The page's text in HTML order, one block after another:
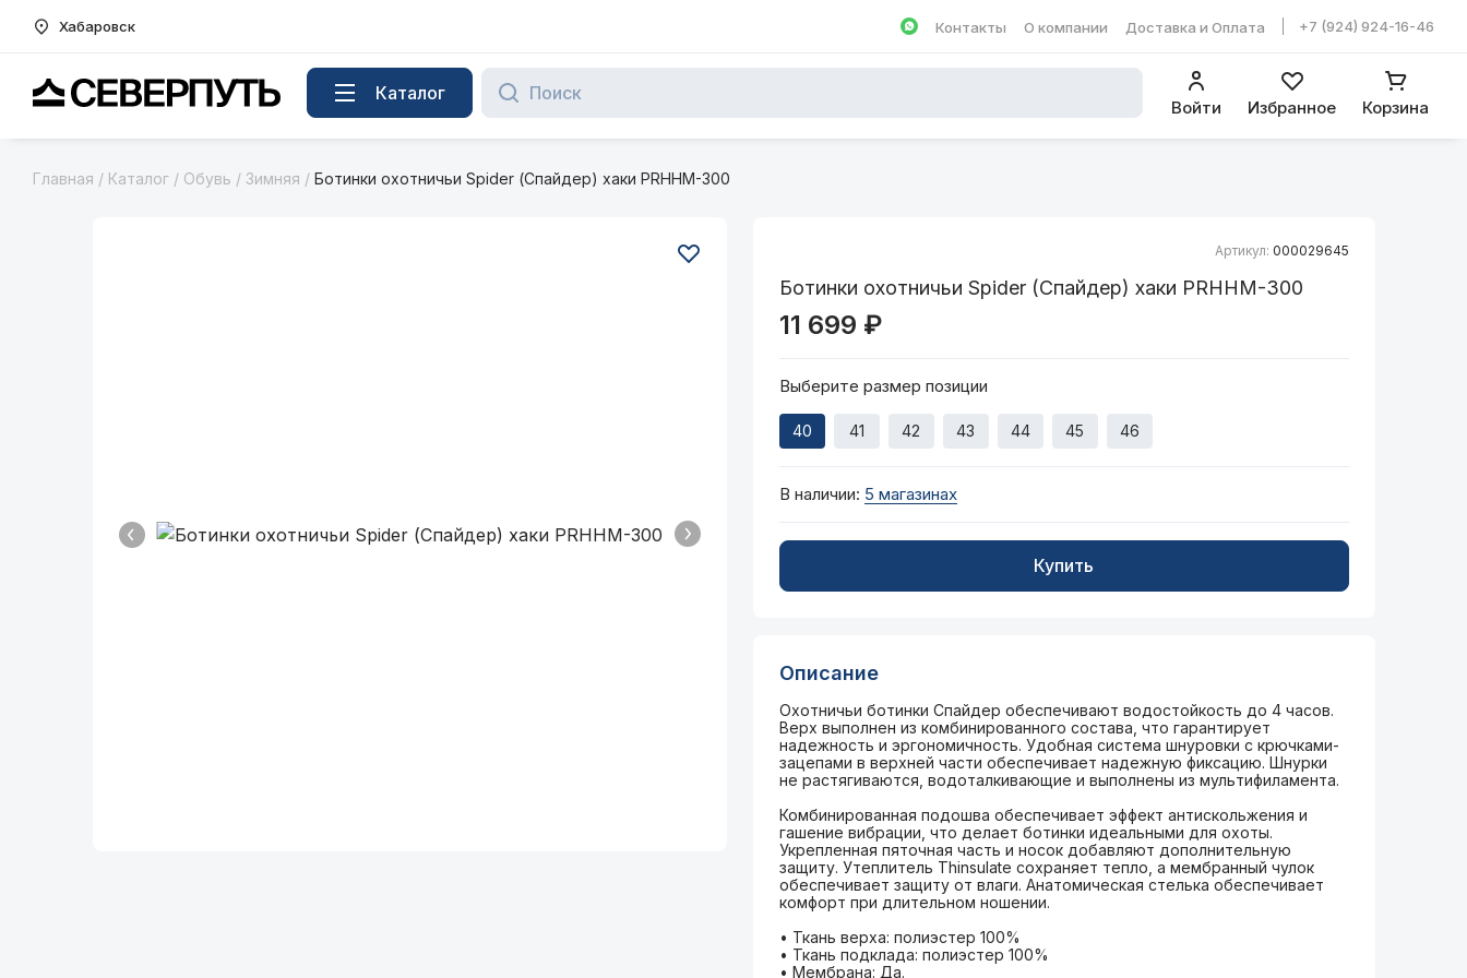
Хабаровск
Написать в WhatsApp
Контакты О компании Доставка и Оплата +7 (924) 924-16-46
Вернуться на главную страницу Каталог
Войти Избранное Корзина
Главная / Каталог / Обувь / Зимняя / Ботинки охотничьи Spider (Спайдер) хаки PRHHM-300
Артикул: 000029645
Ботинки охотничьи Spider (Спайдер) хаки PRHHM-300
11 699 ₽
Выберите размер позиции
40 41 42 43 44 45 46
В наличии: 5 магазинах
Купить
Описание
Охотничьи ботинки Спайдер обеспечивают водостойкость до 4 часов.
Верх выполнен из комбинированного состава, что гарантирует
надежность и эргономичность. Удобная система шнуровки с крючками-
зацепами в верхней части обеспечивает надежную фиксацию. Шнурки
не растягиваются, водоталкивающие и выполнены из мультифиламента.
Комбинированная подошва обеспечивает эффект антискольжения и
гашение вибрации, что делает ботинки идеальными для охоты.
Укрепленная пяточная часть и носок добавляют дополнительную
защиту. Утеплитель Thinsulate сохраняет тепло, а мембранный чулок
обеспечивает защиту от влаги. Анатомическая стелька обеспечивает
комфорт при длительном ношении.
• Ткань верха: полиэстер 100%
• Ткань подклада: полиэстер 100%
• Мембрана: Да.